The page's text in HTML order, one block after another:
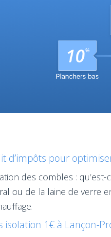
d’impôts pour
des combles :
ou de la laine de verre
isolation 1€ à Lançon-